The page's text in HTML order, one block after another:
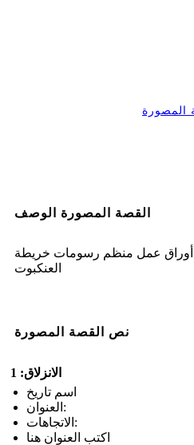
المصورة
القصة المصورة الوصف
- 5 مربعات | أوراق عمل منظم رسومات خريطة
العنكبوت
نص القصة المصورة
الانزلاق: 1
اسم تاريخ
العنوان:
الاتجاهات:
اكتب العنوان هنا